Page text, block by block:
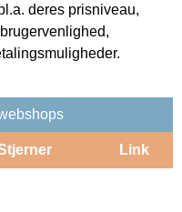
deres prisniveau,
Link